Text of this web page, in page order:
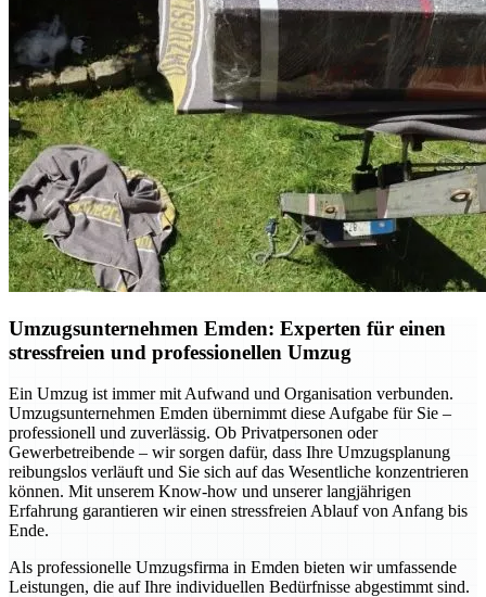
Umzugsunternehmen Emden: Experten für einen
stressfreien und professionellen Umzug
Ein Umzug ist immer mit Aufwand und Organisation verbunden.
Umzugsunternehmen Emden übernimmt diese Aufgabe für Sie –
professionell und zuverlässig. Ob Privatpersonen oder
Gewerbetreibende – wir sorgen dafür, dass Ihre Umzugsplanung
reibungslos verläuft und Sie sich auf das Wesentliche konzentrieren
können. Mit unserem Know-how und unserer langjährigen
Erfahrung garantieren wir einen stressfreien Ablauf von Anfang bis
Ende.
Als professionelle Umzugsfirma in Emden bieten wir umfassende
Leistungen, die auf Ihre individuellen Bedürfnisse abgestimmt sind.